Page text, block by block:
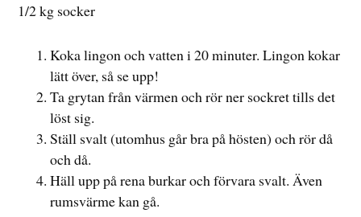
1/2 kg socker
Koka lingon och vatten i 20 minuter. Lingon kokar
lätt över, så se upp!
Ta grytan från värmen och rör ner sockret tills det
löst sig.
Ställ svalt (utomhus går bra på hösten) och rör då
och då.
Häll upp på rena burkar och förvara svalt. Även
rumsvärme kan gå.